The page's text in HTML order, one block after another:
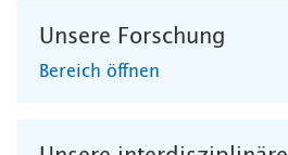
Unsere Forschung
Bereich öffnen